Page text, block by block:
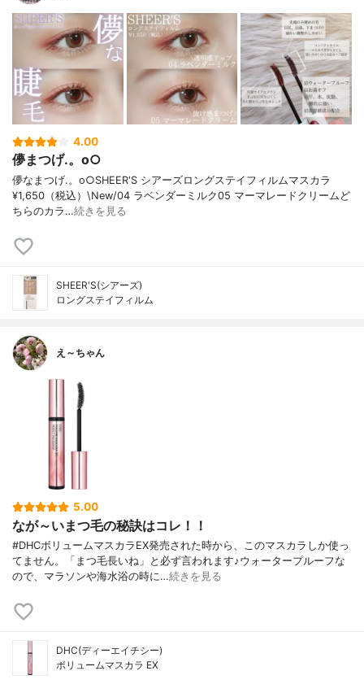
4.00
儚まつげ.。o○
儚なまつげ.。o○SHEER'S シアーズロングステイフィルムマスカラ
¥1,650（税込）\New/04 ラベンダーミルク05 マーマレードクリームど
ちらのカラ…続きを見る
SHEER'S(シアーズ)
ロングステイフィルム
え～ちゃん
5.00
なが～いまつ毛の秘訣はコレ！！
#DHCボリュームマスカラEX発売された時から、このマスカラしか使っ
てません。「まつ毛長いね」と必ず言われます♪ウォータープルーフな
ので、マラソンや海水浴の時に…続きを見る
DHC(ディーエイチシー)
ボリュームマスカラ EX